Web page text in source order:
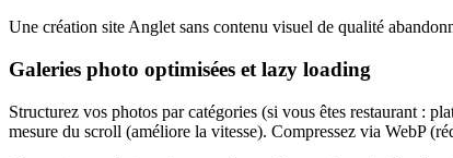
Une création site Anglet sans contenu visuel de qualité
Galeries photo optimisées et lazy loading
Structurez vos photos par catégories (si vous êtes restaurant :
mesure du scroll (améliore la vitesse). Compressez via WebP